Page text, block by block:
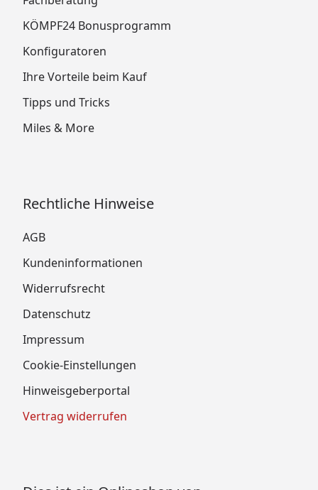
KÖMPF24 Bonusprogramm
Konfiguratoren
Ihre Vorteile beim Kauf
Tipps und Tricks
Miles & More
Rechtliche Hinweise
AGB
Kundeninformationen
Widerrufsrecht
Datenschutz
Impressum
Cookie-Einstellungen
Hinweisgeberportal
Vertrag widerrufen